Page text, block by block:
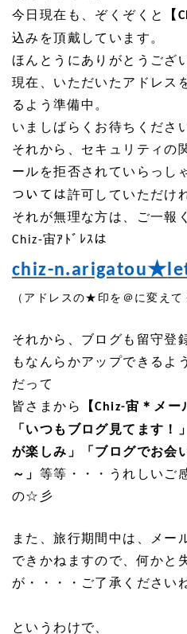
今日現在も、ぞくぞくと
【
込みを頂戴しています。
ほんとうにありがとうござ
現在、いただいたアドレス
るよう準備中。
いましばらくお待ちくださ
それから、セキュリティの
ールを拒否されていらっし
ついては許可していただけ
それが無理な方は、ご一報
Chiz-宙ｱﾄﾞﾚｽは
chiz-n.arigatou★
（アドレスの★印を＠に変えて
それから、ブログも留守登
もなんらかアップできるよ
だって
皆さまから
【Chiz-宙＊メー
「いつもブログ見てます！
が楽しみ」「ブログでお会
～」 等等・・・うれしいご
の☆彡
また、旅行期間中は、メー
できかねますので、何かと
が・・・・ご了承ください
というわけで、